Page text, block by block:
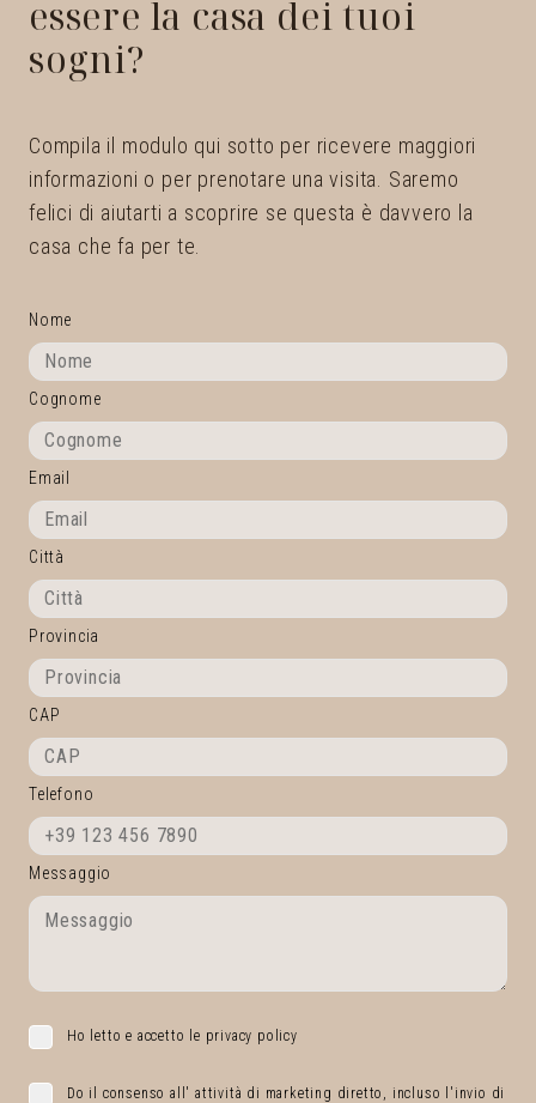
essere la casa dei tuoi
sogni?
Compila il modulo qui sotto per ricevere maggiori
informazioni o per prenotare una visita. Saremo
felici di aiutarti a scoprire se questa è davvero la
casa che fa per te.
Nome
Cognome
Email
Città
Provincia
CAP
Telefono
Messaggio
Ho letto e accetto le privacy policy
Do il consenso all' attività di marketing diretto, incluso l'invio di